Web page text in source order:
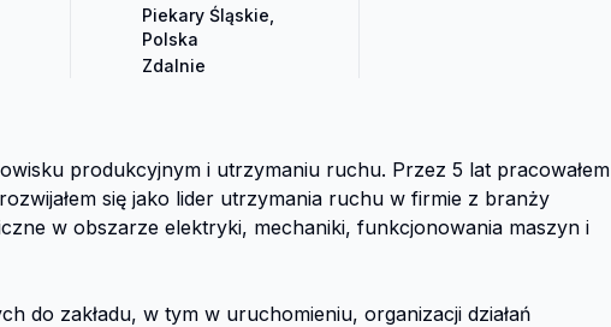
Piekary Śląskie,
Polska
Zdalnie
produkcyjnym i utrzymaniu ruchu. Przez 5 lat pracowałem
się jako lider utrzymania ruchu w firmie z branży
w obszarze elektryki, mechaniki, funkcjonowania maszyn i
do zakładu, w tym w uruchomieniu, organizacji działań